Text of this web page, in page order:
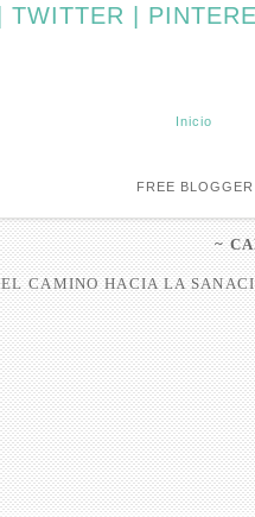
TWITTER |
Inicio
FREE
~
EL CAMINO HACIA LA